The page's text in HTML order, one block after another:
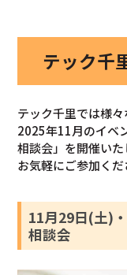
テック千
テック千里では様々
2025年11月のイベ
相談会」を開催い
お気軽にご参加くだ
11月29日(土)
相談会